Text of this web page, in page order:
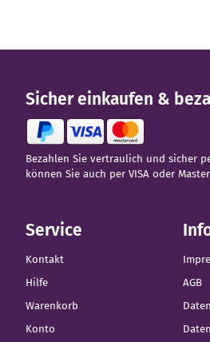
Sicher einkaufen &
Bezahlen Sie vertraulich und sicher
können Sie auch per VISA oder
Service
Kontakt
Hilfe
Warenkorb
Konto
AGB